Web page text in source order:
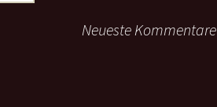
Neueste Kommentare